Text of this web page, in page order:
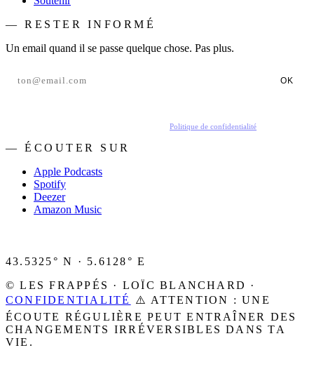
— RESTER INFORMÉ
Un email quand il se passe quelque chose. Pas plus.
OK
Politique de confidentialité
— ÉCOUTER SUR
Apple Podcasts
Spotify
Deezer
Amazon Music
43.5325° N · 5.6128° E
© LES FRAPPÉS · LOÏC BLANCHARD ·
CONFIDENTIALITÉ
⚠️ ATTENTION : UNE
ÉCOUTE RÉGULIÈRE PEUT ENTRAÎNER DES
CHANGEMENTS IRRÉVERSIBLES DANS TA
VIE.